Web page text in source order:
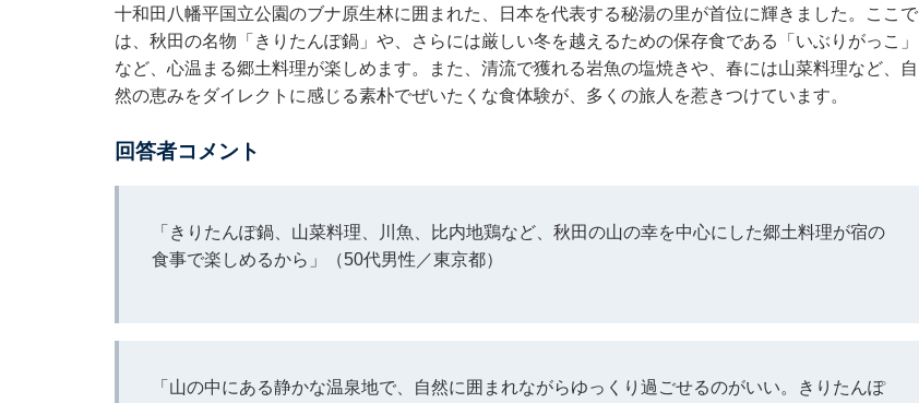
十和田八幡平国立公園のブナ原生林に囲まれた、日本を代表する秘湯の里が首位に輝きました。ここで
は、秋田の名物「きりたんぽ鍋」や、さらには厳しい冬を越えるための保存食である「いぶりがっこ」
など、心温まる郷土料理が楽しめます。また、清流で獲れる岩魚の塩焼きや、春には山菜料理など、自
然の恵みをダイレクトに感じる素朴でぜいたくな食体験が、多くの旅人を惹きつけています。
回答者コメント
「きりたんぽ鍋、山菜料理、川魚、比内地鶏など、秋田の山の幸を中心にした郷土料理が宿の
食事で楽しめるから」（50代男性／東京都）
「山の中にある静かな温泉地で、自然に囲まれながらゆっくり過ごせるのがいい。きりたんぽ